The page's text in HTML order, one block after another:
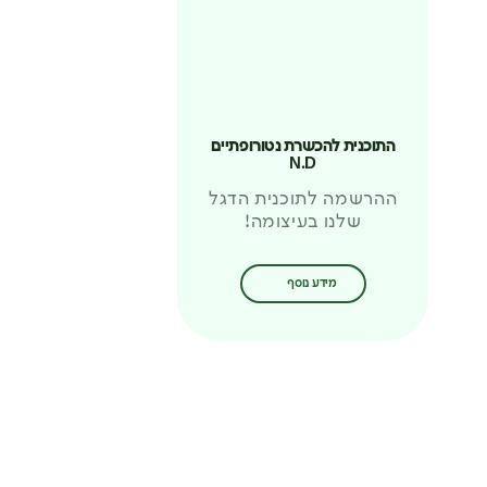
התוכנית להכשרת נטורופתיים
N.D
ההרשמה לתוכנית הדגל
שלנו בעיצומה!
מידע נוסף